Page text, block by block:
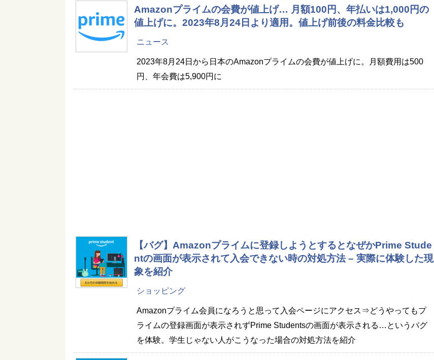
Amazonプライムの会費が値上げ… 月額100円、年払いは1,000円の
値上げに。2023年8月24日より適用。値上げ前後の料金比較も
ニュース
2023年8月24日から日本のAmazonプライムの会費が値上げに。月額費用は500
円、年会費は5,900円に
【バグ】Amazonプライムに登録しようとするとなぜかPrime Stude
ntの画面が表示されて入会できない時の対処方法 – 実際に体験した現
象を紹介
ショッピング
Amazonプライム会員になろうと思って入会ページにアクセス⇒どうやってもプ
ライムの登録画面が表示されずPrime Studentsの画面が表示される…というバグ
を体験。学生じゃない人がこうなった場合の対処方法を紹介